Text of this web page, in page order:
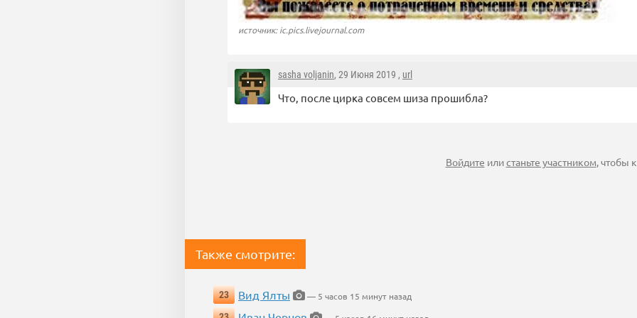
источник: ic.pics.livejournal.com
sasha voljanin, 29 Июня 2019 , url
Что, после цирка совсем шиза прошибла?
Войдите илистаньте участником, чтобы
Также смотрите:
23 Вид Ялты
— 5 часов 15 минут назад